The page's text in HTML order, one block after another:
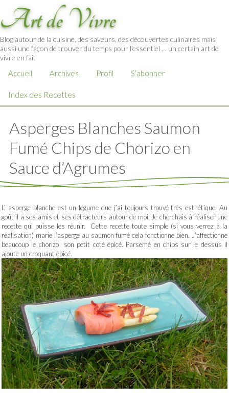
Art de Vivre
Blog autour de la cuisine, des saveurs, des découvertes culinaires mais
aussi une façon de trouver du temps pour l'essentiel … un certain art de
vivre en fait
Accueil Archives Profil S’abonner
Index des Recettes
Asperges Blanches Saumon
Fumé Chips de Chorizo en
Sauce d’Agrumes
L’ asperge blanche est un légume que j’ai toujours trouvé très esthétique. Au
goût il a ses amis et ses détracteurs autour de moi. Je cherchais à réaliser une
recette qui puisse les réunir. Cette recette toute simple (si vous verrez à la
réalisation) marie l’asperge au saumon fumé cela fonctionne bien. J’affectionne
beaucoup le chorizo son petit coté épicé. Parsemé en chips sur le dessus il
ajoute un croquant épicé.